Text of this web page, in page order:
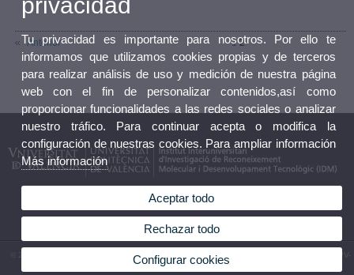
Anterior 1 2
© 2026 UV. - Av. Vicent Andrés Estellés, 19, 46100 Burjassot (Valencia). Tel.963544410 UPV-
Camino de Vera, s/n. 46022. Valencia. Tel. 963879347. España
Tu privacidad es importante para nosotros. Por ello te
informamos que utilizamos cookies propias y de terceros
para realizar análisis de uso y medición de nuestra página
web con el fin de personalizar contenidos,así como
proporcionar funcionalidades a las redes sociales o analizar
nuestro tráfico. Para continuar acepta o modifica la
configuración de nuestras cookies. Para ampliar información
Más información
Aceptar todo
Rechazar todo
Configurar cookies